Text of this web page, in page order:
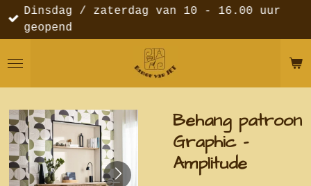
Ga
direct
de
Dinsdag / zaterdag van 10 - 16.00 uur
geopend
Behang patroon
Graphic -
Amplitude